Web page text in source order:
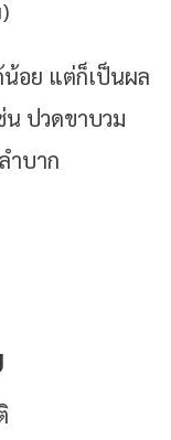
น้อย แต่ก็เป็นผล
น ปวดขาบวม
ำบาก